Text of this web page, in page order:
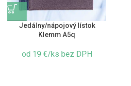
Jedálny/nápojový lístok
Klemm A5q
od 19 €/ks bez DPH